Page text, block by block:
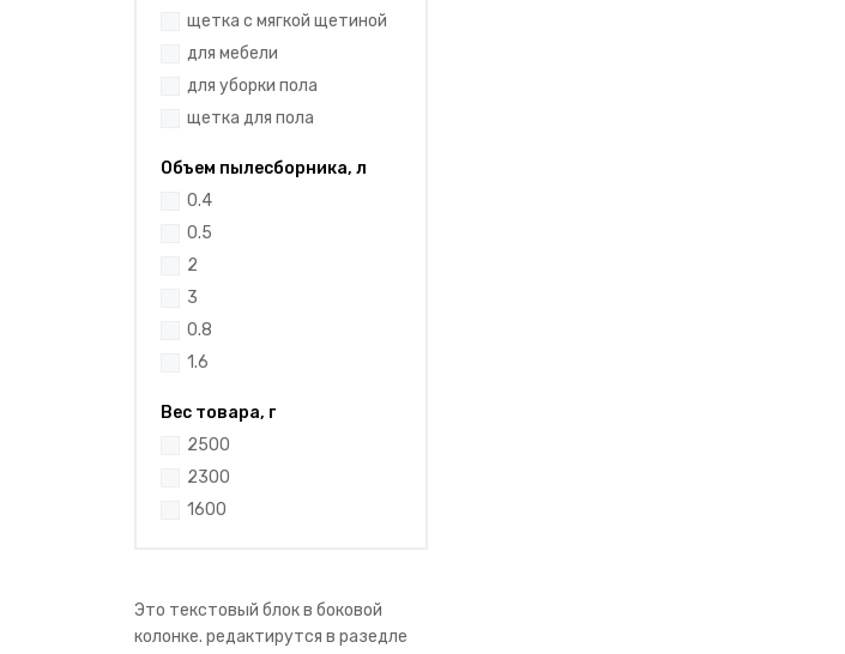
щетка с мягкой щетиной
для мебели
для уборки пола
щетка для пола
Объем пылесборника, л
0.4
0.5
2
3
0.8
1.6
Вес товара, г
2500
2300
1600
Это текстовый блок в боковой
колонке. редактирутся в разедле